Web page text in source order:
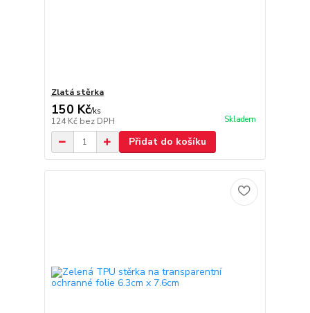
Zlatá stěrka
150 Kč/ks
124 Kč bez DPH Skladem
Přidat do košíku